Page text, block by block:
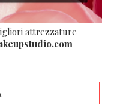
attrezzature